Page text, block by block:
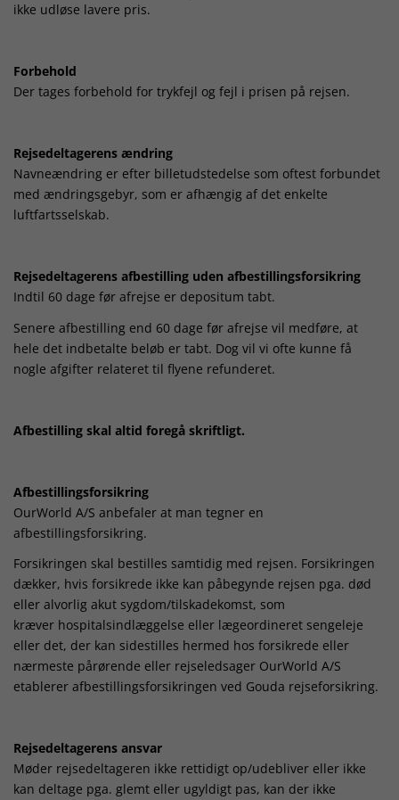
ikke udløse lavere pris.
Forbehold
Der tages forbehold for trykfejl og fejl i prisen på rejsen.
Rejsedeltagerens ændring
Navneændring er efter billetudstedelse som oftest forbundet
med ændringsgebyr, som er afhængig af det enkelte
luftfartsselskab.
Rejsedeltagerens afbestilling uden afbestillingsforsikring
Indtil 60 dage før afrejse er depositum tabt.
Senere afbestilling end 60 dage før afrejse vil medføre, at
hele det indbetalte beløb er tabt. Dog vil vi ofte kunne få
nogle afgifter relateret til flyene refunderet.
Afbestilling skal altid foregå skriftligt.
Afbestillingsforsikring
OurWorld A/S anbefaler at man tegner en
afbestillingsforsikring.
Forsikringen skal bestilles samtidig med rejsen. Forsikringen
dækker, hvis forsikrede ikke kan påbegynde rejsen pga. død
eller alvorlig akut sygdom/tilskadekomst, som
kræver hospitalsindlæggelse eller lægeordineret sengeleje
eller det, der kan sidestilles hermed hos forsikrede eller
nærmeste pårørende eller rejseledsager OurWorld A/S
etablerer afbestillingsforsikringen ved Gouda rejseforsikring.
Rejsedeltagerens ansvar
Møder rejsedeltageren ikke rettidigt op/udebliver eller ikke
kan deltage pga. glemt eller ugyldigt pas, kan der ikke